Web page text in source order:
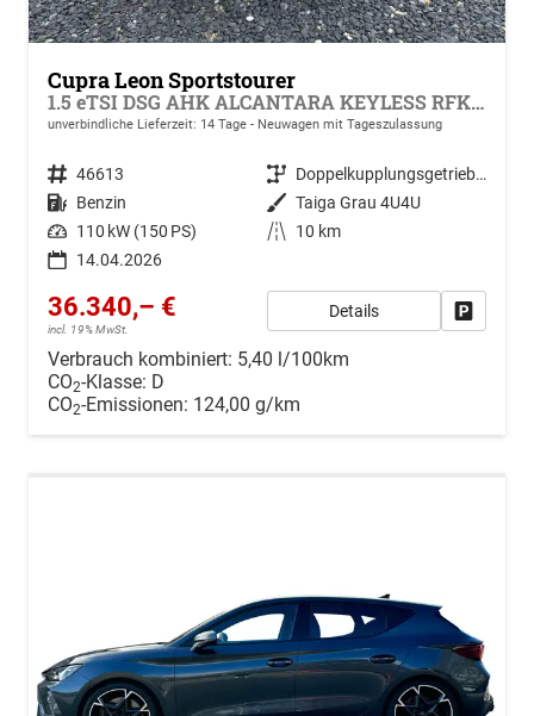
Cupra Leon Sportstourer
1.5 eTSI DSG AHK ALCANTARA KEYLESS RFK ACC PDC SHZ
unverbindliche Lieferzeit: 14 Tage Neuwagen mit Tageszulassung
Fahrzeugnr. 46613 Getriebe
Doppelkupplungsgetriebe (DSG)
Kraftstoff Benzin Außenfarbe Taiga Grau 4U4U
Leistung 110 kW (150 PS) Kilometerstand
10 km
14.04.2026
36.340,– €
incl. 19% MwSt.
Details
Verbrauch kombiniert: 5,40 l/100km
CO2-Klasse: D
CO2-Emissionen: 124,00 g/km